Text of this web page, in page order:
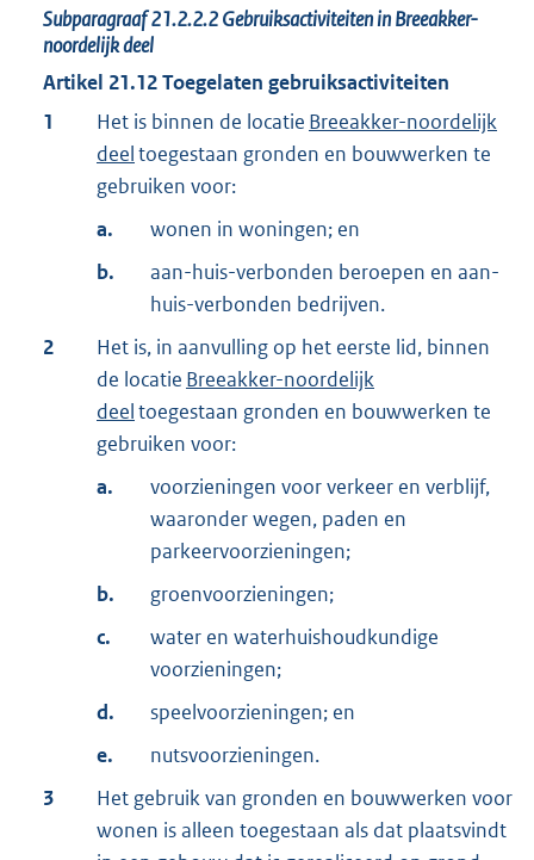
Subparagraaf21.2.2.2Gebruiksactiviteiten in Breeakker-
noordelijk deel
Artikel 21.12Toegelaten gebruiksactiviteiten
1
Het is binnen de locatie Breeakker-noordelijk
deeltoegestaan gronden en bouwwerken te
gebruiken voor:
a.
wonen in woningen; en
b.
aan-huis-verbonden beroepen en aan-
huis-verbonden bedrijven.
2
Het is, in aanvulling op het eerste lid, binnen
de locatie Breeakker-noordelijk
deeltoegestaan gronden en bouwwerken te
gebruiken voor:
a.
voorzieningen voor verkeer en verblijf,
waaronder wegen, paden en
parkeervoorzieningen;
b.
groenvoorzieningen;
c.
water en waterhuishoudkundige
voorzieningen;
d.
speelvoorzieningen; en
e.
nutsvoorzieningen.
3
Het gebruik van gronden en bouwwerken voor
wonen is alleen toegestaan als dat plaatsvindt